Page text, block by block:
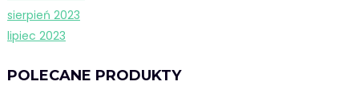
sierpień 2023
lipiec 2023
POLECANE PRODUKTY